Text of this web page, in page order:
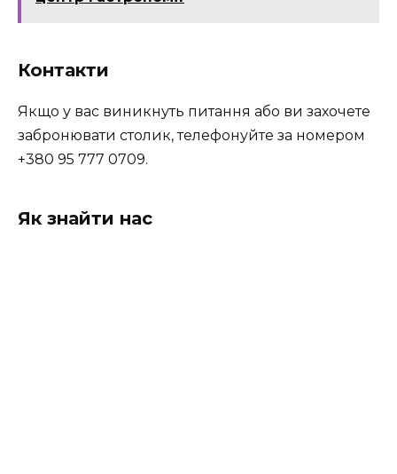
Контакти
Якщо у вас виникнуть питання або ви захочете
забронювати столик, телефонуйте за номером
+380 95 777 0709.
Як знайти нас